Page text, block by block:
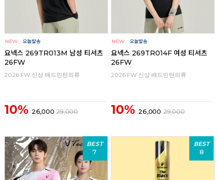
요넥스 269TR013M 남성 티셔츠
26FW
2026 FW 신상 배드민턴의류
10% 26,000 29,000
요넥스 269TR014F 여성 티셔츠
26FW
2026 FW 신상 배드민턴의류
10% 26,000 29,000
BEST
7
BEST
8